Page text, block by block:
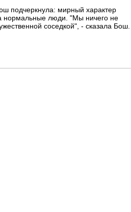
подчеркнула: мирный характер
нормальные люди. "Мы ничего не
соседкой", - сказала Бош.